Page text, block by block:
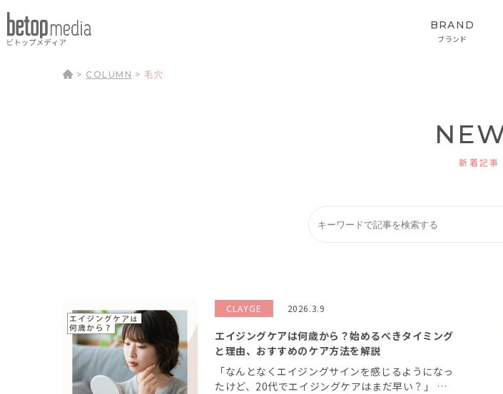
BRAND
ブランド
HAIRCARE
ヘアケア
> COLUMN >毛穴
新着記事
CLAYGE 2026.3.9
エイジングケアは何歳から？始めるべきタイミング
と理由、おすすめのケア方法を解説
「なんとなくエイジングサインを感じるようになっ
たけど、20代でエイジングケアはまだ早い？」 エ